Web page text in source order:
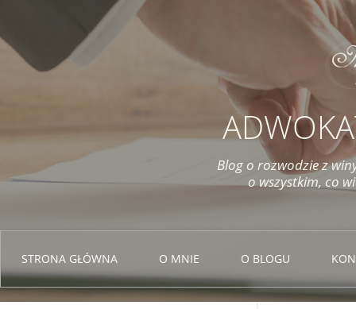
Blog o rozwodzie z
o wszystkim, co
STRONA GŁÓWNA O MNIE O BLOGU